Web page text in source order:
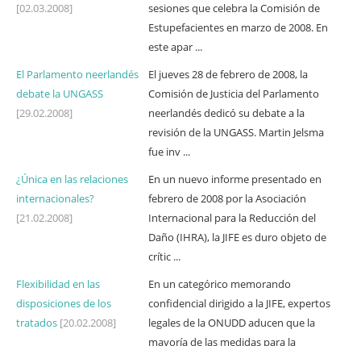
[02.03.2008]
sesiones que celebra la Comisión de
Estupefacientes en marzo de 2008. En
este apar ...
El Parlamento neerlandés
debate la UNGASS
[29.02.2008]
El jueves 28 de febrero de 2008, la
Comisión de Justicia del Parlamento
neerlandés dedicó su debate a la
revisión de la UNGASS. Martin Jelsma
fue inv ...
¿Única en las relaciones
internacionales?
[21.02.2008]
En un nuevo informe presentado en
febrero de 2008 por la Asociación
Internacional para la Reducción del
Daño (IHRA), la JIFE es duro objeto de
crític ...
Flexibilidad en las
disposiciones de los
tratados [20.02.2008]
En un categórico memorando
confidencial dirigido a la JIFE, expertos
legales de la ONUDD aducen que la
mayoría de las medidas para la